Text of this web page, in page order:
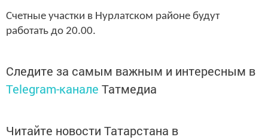
Счетные участки в Нурлатском районе будут
работать до 20.00.
Следите за самым важным и интересным в
Telegram-канале Татмедиа
Читайте новости Татарстана в